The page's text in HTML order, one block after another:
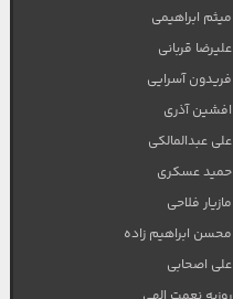
میثم ابراهیمی
علیرضا قربانی
فریدون آسرایی
افشین آذری
علی عبدالمالکی
حمید عسکری
مازیار فلاحی
محسن ابراهیم زاده
علی اصحابی